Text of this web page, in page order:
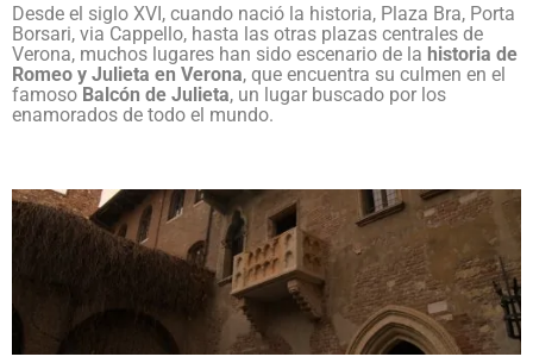
Desde el siglo XVI, cuando nació la historia, Plaza Bra, Porta
Borsari, via Cappello, hasta las otras plazas centrales de
Verona, muchos lugares han sido escenario de la historia de
Romeo y Julieta en Verona, que encuentra su culmen en el
famoso Balcón de Julieta, un lugar buscado por los
enamorados de todo el mundo.